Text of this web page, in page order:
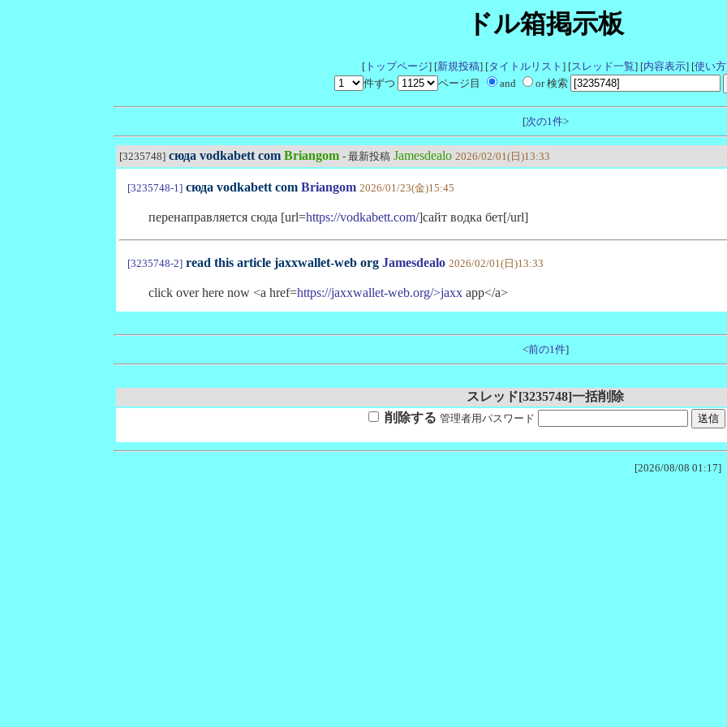
ドル箱掲示板
[トップページ] [新規投稿] [タイトルリスト ] [スレッド一覧] [内容表示] [使い方
件ずつ
ページ目 and or 検索
[次の1件>
[3235748] сюда vodkabett com Briangom - 最新投稿 Jamesdealo 2026/02/01(日)13:33
[3235748-1] сюда vodkabett com Briangom 2026/01/23(金)15:45
перенаправляется сюда [url=https://vodkabett.com/]сайт водка бет[/url]
[3235748-2] read this article jaxxwallet-web org Jamesdealo 2026/02/01(日)13:33
click over here now <a href=https://jaxxwallet-web.org/>jaxx app</a>
<前の1件]
スレッド[3235748]一括削除
削除する 管理者用パスワード
[2026/08/08 01:17]